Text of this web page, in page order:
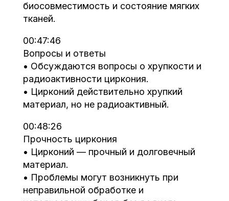
биосовместимость и состояние мягких
тканей.
00:47:46
Вопросы и ответы
• Обсуждаются вопросы о хрупкости и
радиоактивности циркония.
• Цирконий действительно хрупкий
материал, но не радиоактивный.
00:48:26
Прочность циркония
• Цирконий — прочный и долговечный
материал.
• Проблемы могут возникнуть при
неправильной обработке и